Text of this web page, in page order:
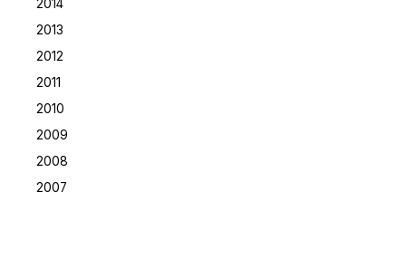
2014
2013
2012
2011
2010
2009
2008
2007